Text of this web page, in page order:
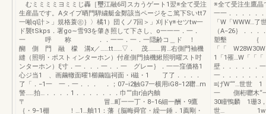
むミミミミヨミミじ轟［璽江融6司スカうゲート1翌※全て受注
生産晶です。Aタイプ晒門騨繍艇金鄭該当ページをこ篤下Sいtt7
一噸ql計＞」規格蓑㊧｝〉橘1）団くノ7回＞」刈ドγ※セツtw一
ド襲tSkps．署go∼雪93を肇き照して下さし、o一一一．一．
一 呼 称 ．．一一．一．一隠齢コ＿ド ！
醐 側 門 融 檬 溝x／……tt……▽． 茂………胃…右側門袖機
縫（照明・ポストィンターホン）付産側門抽機鰍照明曜スト吋
ンターホン）ξ寸．一．．．一．．一 グレー｝．一一窪価格1
心ジ当1 、画繭轍面曜1櫛繭臨祠面・i磁・1 了了．．．．
了「．−1一 一．一．．． ．；07−i2触G7一横用iG8−12囎…m
警……拍…．．．．1．．．．．．．巾““由r油内舳
〒 冒…町一一丁・8−16細一酬・9鷹
｛・9−1棚 ！…1…舳11：藩｛脳晦舜官・繰一錘．1薦剛・
※全て受注生鷹
一一．．．．
「W「WWW…
（A−26｝．
塑墾 ｛ 価
「「
1「1罹…W「「
壁．．．．．．
一．．．．．
≡げW““…世世
一 側桁囎木“一
30瞳鴨麟 1
世… 1w了l l．